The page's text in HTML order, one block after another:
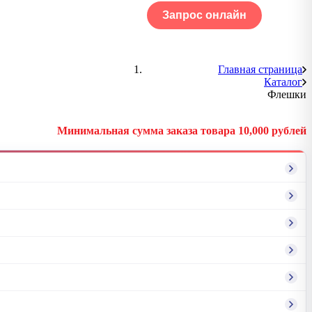
Запрос онлайн
Главная страница
Каталог
Флешки
Минимальная сумма заказа товара 10,000 рублей